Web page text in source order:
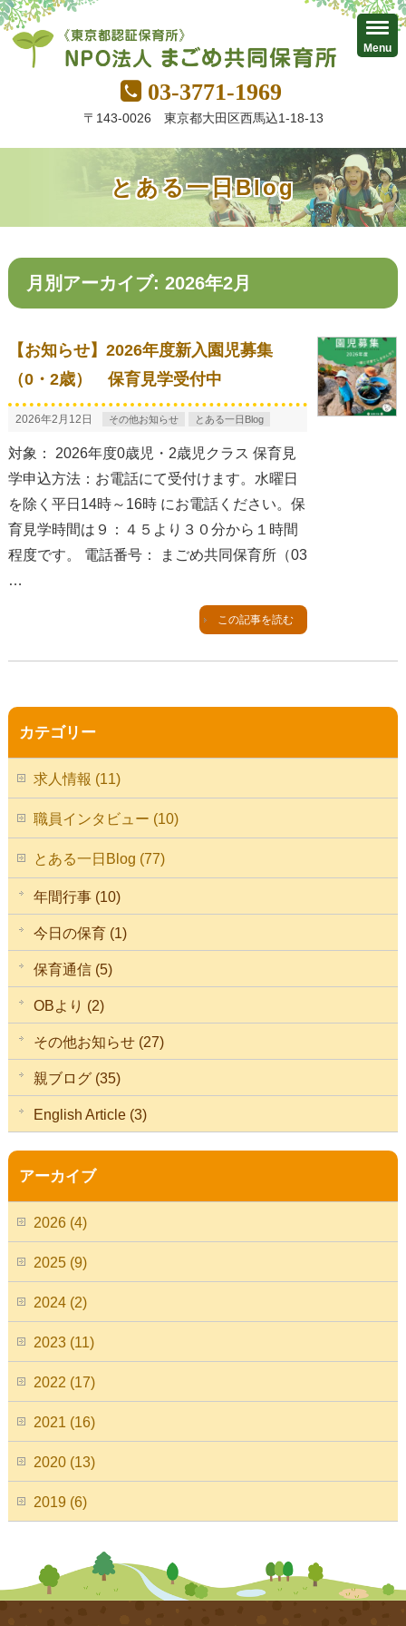
03-3771-1969
〒143-0026 東京都大田区西馬込1-18-13
とある一日Blog
月別アーカイブ: 2026年2月
【お知らせ】2026年度新入園児募集
（0・2歳） 保育見学受付中
2026年2月12日 その他お知らせ とある一日Blog
対象： 2026年度0歳児・2歳児クラス 保育見
学申込方法：お電話にて受付けます。水曜日
を除く平日14時～16時 にお電話ください。保
育見学時間は９：４５より３０分から１時間
程度です。 電話番号： まごめ共同保育所（03
…
この記事を読む
カテゴリー
求人情報 (11)
職員インタビュー (10)
とある一日Blog (77)
年間行事 (10)
今日の保育 (1)
保育通信 (5)
OBより (2)
その他お知らせ (27)
親ブログ (35)
English Article (3)
アーカイブ
2026 (4)
2025 (9)
2024 (2)
2023 (11)
2022 (17)
2021 (16)
2020 (13)
2019 (6)
Menu